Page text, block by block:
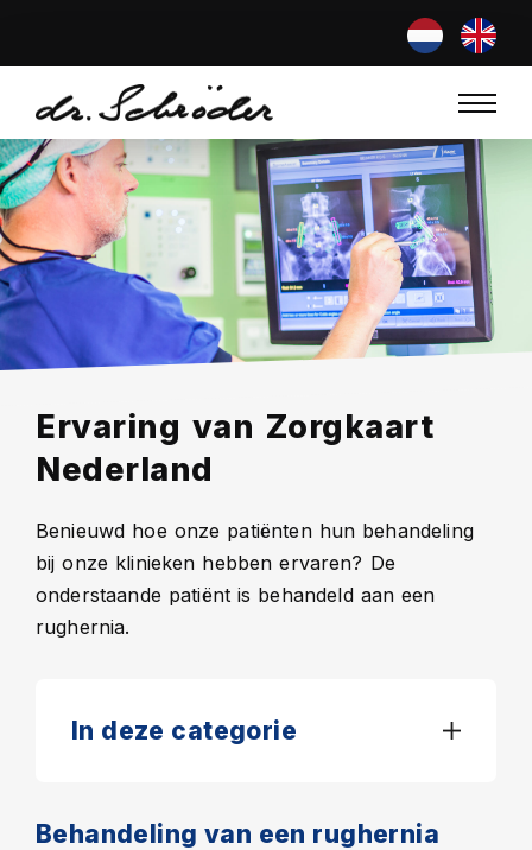
Ervaring van Zorgkaart
Nederland
Benieuwd hoe onze patiënten hun behandeling
bij onze klinieken hebben ervaren? De
onderstaande patiënt is behandeld aan een
rughernia.
In deze categorie
Behandeling van een rughernia